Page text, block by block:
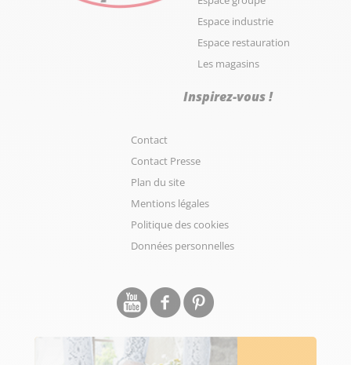
Espace industrie
Espace restauration
Les magasins
Inspirez-vous !
Contact
Contact Presse
Plan du site
Mentions légales
Politique des cookies
Données personnelles